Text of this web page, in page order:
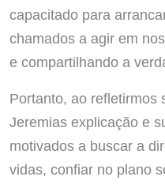
capacitado para
chamados a agir em
e compartilhando a
Portanto, ao refletirmos
Jeremias explicação e
motivados a buscar a
vidas, confiar no plano